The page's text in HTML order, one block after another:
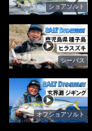
ショアソルト
シーバス
オフショアソルト